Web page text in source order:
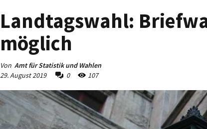
Landtagswahl:
möglich
Von Amt für Statistik und Wahlen
29. August 2019
0 107